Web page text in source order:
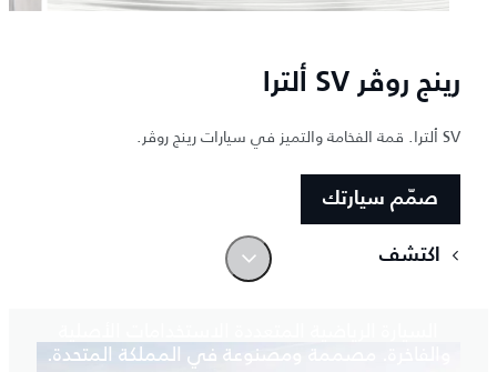
رينج روڤر SV ألترا
SV ألترا. قمة الفخامة والتميز في سيارات رينج روڤر.
صمّم سيارتك
اكتشف
مثال يحتذى به
والفاخرة. مصممة ومصنوعة في المملكة المتحدة.